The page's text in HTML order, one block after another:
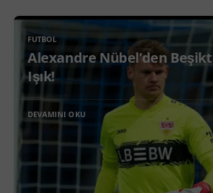
FUTBOL
Alexandre Nübel’den
Işık!
DEVAMINI OKU